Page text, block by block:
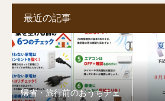
最近の記事
帰省・旅行前のおうちチェ